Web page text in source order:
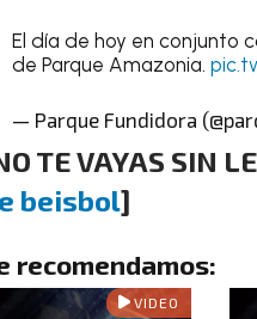
El día de hoy en conjunto
de Parque Amazonia.
— Parque Fundidora
TE VAYAS SIN
beisbol]
recomendamos:
VIDEO